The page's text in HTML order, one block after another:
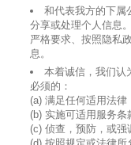
和代表我方的下属
分享或处理个人信息
严格要求、按照隐私
息。
本着诚信，我们认
必须的：
(a) 满足任何适用法律
(b) 实施可适用服务条
(c) 侦查，预防，或强